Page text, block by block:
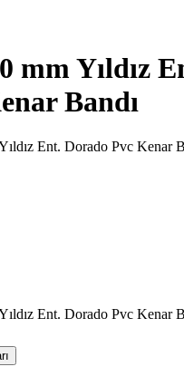
mm Yıldız
Bandı
Ent. Dorado Pvc Kenar
Ent. Dorado Pvc Kenar